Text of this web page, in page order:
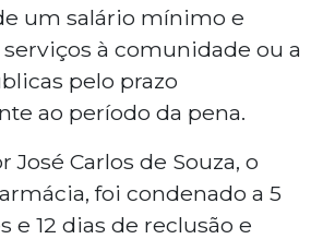
um salário mínimo e
à comunidade ou a
pelo prazo
ao período da pena.
José Carlos de Souza, o
foi condenado a 5
e 12 dias de reclusão e